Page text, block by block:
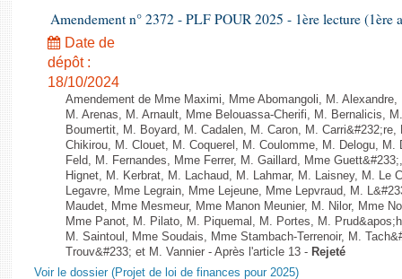
Amendement n° 2372 - PLF POUR 2025 - 1ère lecture (1ère
Date de
dépôt :
18/10/2024
Amendement de Mme Maximi, Mme Abomangoli, M.
M. Arenas, M. Arnault, Mme Belouassa-Cherifi, M. Bernalicis,
Boumertit, M. Boyard, M. Cadalen, M. Caron, M.
Chikirou, M. Clouet, M. Coquerel, M. Coulomme, M. Delogu, M.
Feld, M. Fernandes, Mme Ferrer, M. Gaillard, Mme
Hignet, M. Kerbrat, M. Lachaud, M. Lahmar, M. Laisney, M. Le
Legavre, Mme Legrain, Mme Lejeune, Mme Lepvraud, M.
Maudet, Mme Mesmeur, Mme Manon Meunier, M. Nilor, Mme
Mme Panot, M. Pilato, M. Piquemal, M. Portes, M.
M. Saintoul, Mme Soudais, Mme Stambach-Terrenoir, M.
Trouv&#233; et M. Vannier - Après l'article 13 - Rejeté
Voir le dossier (Projet de loi de finances pour 2025)